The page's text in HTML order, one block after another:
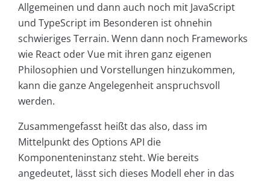
Allgemeinen und dann auch noch mit JavaScript
und TypeScript im Besonderen ist ohnehin
schwieriges Terrain. Wenn dann noch Frameworks
wie React oder Vue mit ihren ganz eigenen
Philosophien und Vorstellungen hinzukommen,
kann die ganze Angelegenheit anspruchsvoll
werden.
Zusammengefasst heißt das also, dass im
Mittelpunkt des Options API die
Komponenteninstanz steht. Wie bereits
angedeutet, lässt sich dieses Modell eher in das